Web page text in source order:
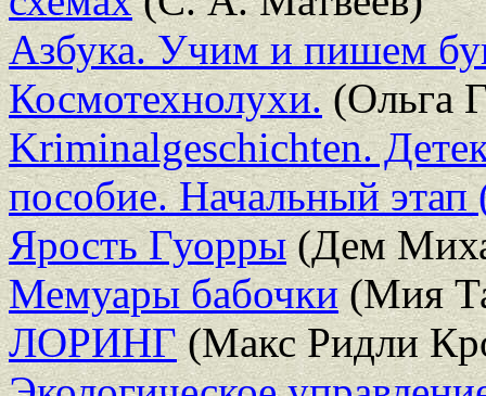
Азбука. Учим и пишем
Космотехнолухи.(Ольга
Kriminalgeschichten.
пособие. Начальный
Ярость Гуорры(Дем
Мемуары бабочки(Мия
ЛОРИНГ(Макс Ридли